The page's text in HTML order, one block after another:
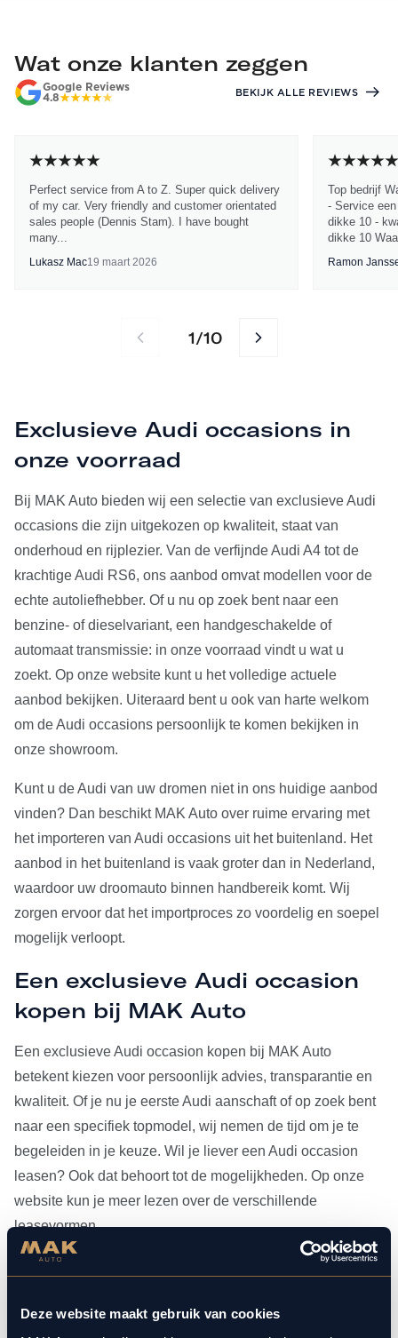
Deze website maakt gebruik van cookies
Wat onze klanten zeggen
Google Reviews
4.8
BEKIJK ALLE REVIEWS
Perfect service from A to Z. Super quick delivery
of my car. Very friendly and customer orientated
sales people (Dennis Stam). I have bought
many...
Lukasz Mac19 maart 2026
Top bedrijf
- Service
dikke 10 -
dikke 10
Ramon
1/10
Exclusieve Audi occasions in
onze voorraad
Bij MAK Auto bieden wij een selectie van exclusieve Audi
occasions die zijn uitgekozen op kwaliteit, staat van
onderhoud en rijplezier. Van de verfijnde Audi A4 tot de
krachtige Audi RS6, ons aanbod omvat modellen voor de
echte autoliefhebber. Of u nu op zoek bent naar een
benzine- of dieselvariant, een handgeschakelde of
automaat transmissie: in onze voorraad vindt u wat u
zoekt. Op onze website kunt u het volledige actuele
aanbod bekijken. Uiteraard bent u ook van harte welkom
om de Audi occasions persoonlijk te komen bekijken in
onze showroom.
Kunt u de Audi van uw dromen niet in ons huidige aanbod
vinden? Dan beschikt MAK Auto over ruime ervaring met
het importeren van Audi occasions uit het buitenland. Het
aanbod in het buitenland is vaak groter dan in Nederland,
waardoor uw droomauto binnen handbereik komt. Wij
zorgen ervoor dat het importproces zo voordelig en soepel
mogelijk verloopt.
Een exclusieve Audi occasion
kopen bij MAK Auto
Een exclusieve Audi occasion kopen bij MAK Auto
betekent kiezen voor persoonlijk advies, transparantie en
kwaliteit. Of je nu je eerste Audi aanschaft of op zoek bent
naar een specifiek topmodel, wij nemen de tijd om je te
begeleiden in je keuze. Wil je liever een Audi occasion
leasen? Ook dat behoort tot de mogelijkheden. Op onze
website kun je meer lezen over de verschillende
leasevormen.
Heb je je Audi occasion eenmaal gevonden, dan kun je
aangesloten bij Bosch Car Service, beschikken onze